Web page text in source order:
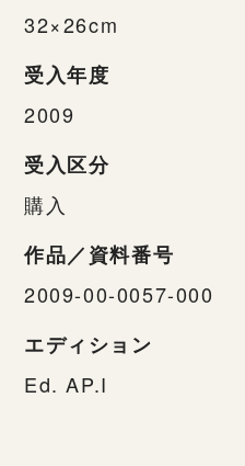
32×26cm
受入年度
2009
受入区分
購入
作品／資料番号
2009-00-0057-000
エディション
Ed. AP.I